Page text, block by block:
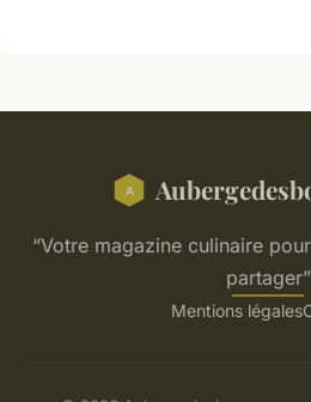
“Votre magazine culinaire
partager”
Mentions légales